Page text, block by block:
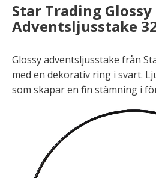
Star Trading Glossy
Adventsljusstake
Glossy adventsljusstake från
med en dekorativ ring i svart.
som skapar en fin stämning i